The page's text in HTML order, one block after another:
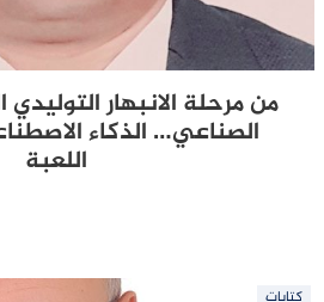
من مرحلة الانبهار التوليدي
الصناعي… الذكاء
اللعبة